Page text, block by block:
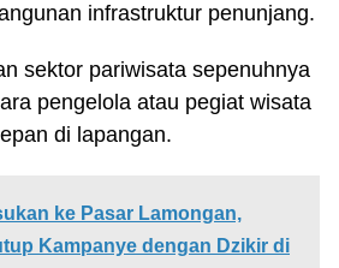
infrastruktur penunjang.
sektor pariwisata sepenuhnya
pengelola atau pegiat wisata
di lapangan.
ke Pasar Lamongan,
Kampanye dengan Dzikir di